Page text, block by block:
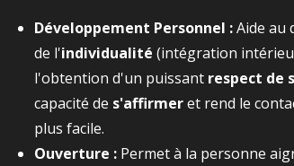
Développement Personnel :Aide au
de l'individualité (intégration
l'obtention d'un puissant respect de
capacité de s'affirmeret rend le
plus facile.
Ouverture : Permet à la personne